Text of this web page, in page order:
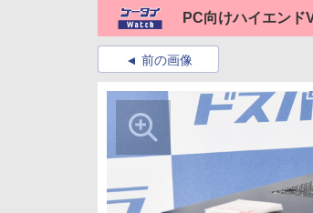
PC向けハイエン
前の画像